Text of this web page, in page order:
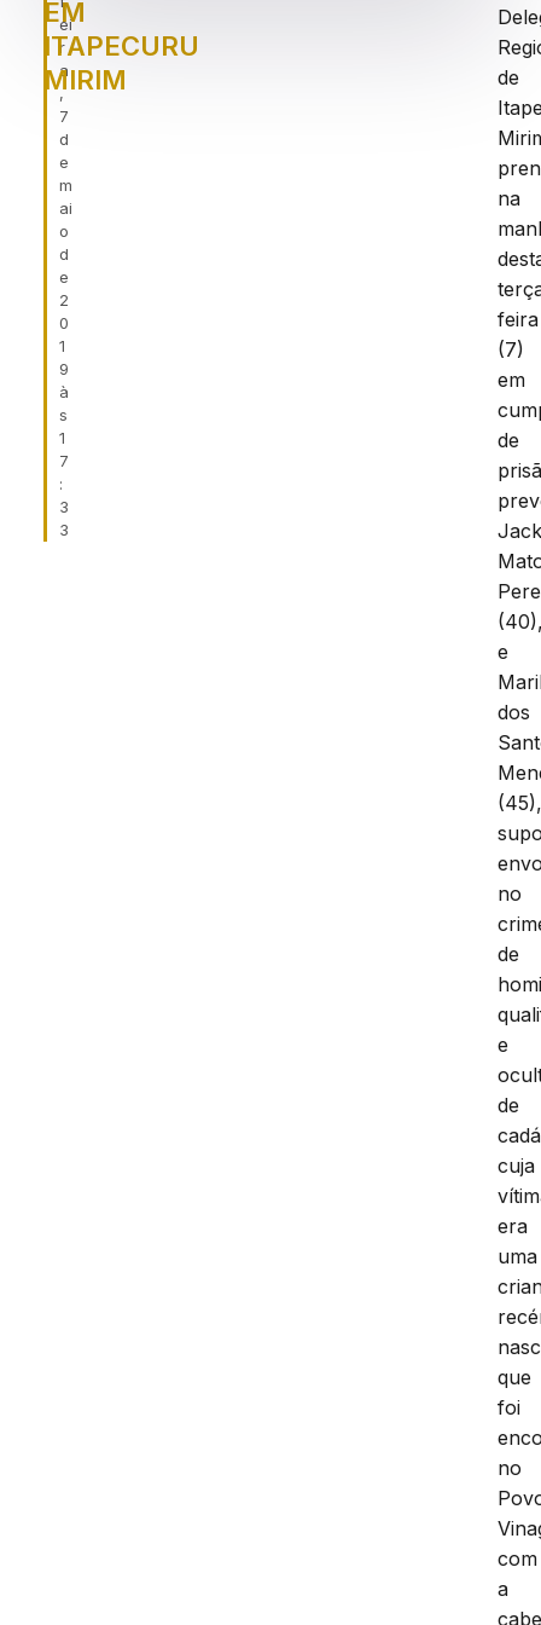
ei
r
a
,
7
d
e
m
ai
o
d
e
2
0
1
9
à
s
1
7
:
3
3
EM
ITAPECURU
MIRIM
de
na
feira
(7)
em
de
e
dos
no
de
e
de
cuja
era
uma
que
foi
no
com
a